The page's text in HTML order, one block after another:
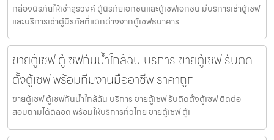
กล่องนิรภัยให้เช่าสุรวงศ์ ตู้นิรภัยเอกชนและตู้เซฟเอกชน มีบริการเช่าตู้เซฟ
และบริการเช่าตู้นิรภัยที่แตกต่างจากตู้เซฟธนาคาร
ขายตู้เซฟ ตู้เซฟกันน้ำใกล้ฉัน บริการ ขายตู้เซฟ รับติด
ตั้งตู้เซฟ พร้อมทีมงานมืออาชีพ ราคาถูก
ขายตู้เซฟ ตู้เซฟกันน้ำใกล้ฉัน บริการ ขายตู้เซฟ รับติดตั้งตู้เซฟ ติดต่อ
สอบถามได้ตลอด พร้อมให้บริการทั่วไทย ขายตู้เซฟ ตู้เ